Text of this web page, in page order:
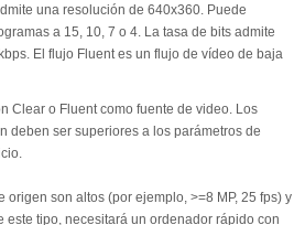
una resolución de 640x360. Puede
a 15, 10, 7 o 4. La tasa de bits admite
El flujo Fluent es un flujo de vídeo de baja
Clear o Fluent como fuente de video. Los
deben ser superiores a los parámetros de
origen son altos (por ejemplo, >=8 MP, 25 fps) y
este tipo, necesitará un ordenador rápido con